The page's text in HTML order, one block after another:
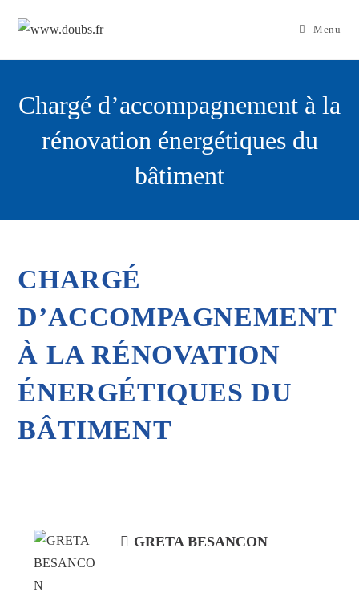
Menu
Chargé d’accompagnement à la
rénovation énergétiques du
bâtiment
CHARGÉ
D’ACCOMPAGNEMENT
À LA RÉNOVATION
ÉNERGÉTIQUES DU
BÂTIMENT
GRETA BESANCON